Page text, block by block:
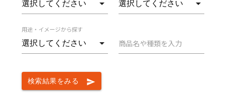
用途・イメージから探す
商品名や種類を入力
send
検索結果をみる